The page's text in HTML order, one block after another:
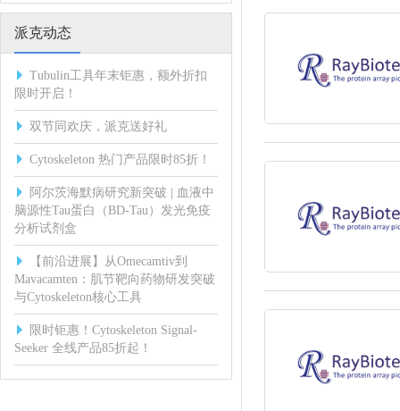
派克动态
Tubulin工具年末钜惠，额外折扣
限时开启！
双节同欢庆，派克送好礼
Cytoskeleton 热门产品限时85折！
阿尔茨海默病研究新突破 | 血液中
脑源性Tau蛋白（BD-Tau）发光免疫
分析试剂盒
【前沿进展】从Omecamtiv到
Mavacamten：肌节靶向药物研发突破
与Cytoskeleton核心工具
限时钜惠！Cytoskeleton Signal-
Seeker 全线产品85折起！